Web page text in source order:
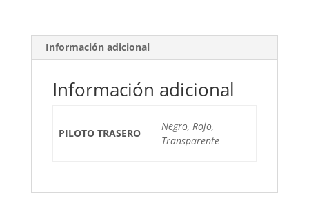
Información adicional
Información adicional
PILOTO TRASERO
Negro, Rojo,
Transparente